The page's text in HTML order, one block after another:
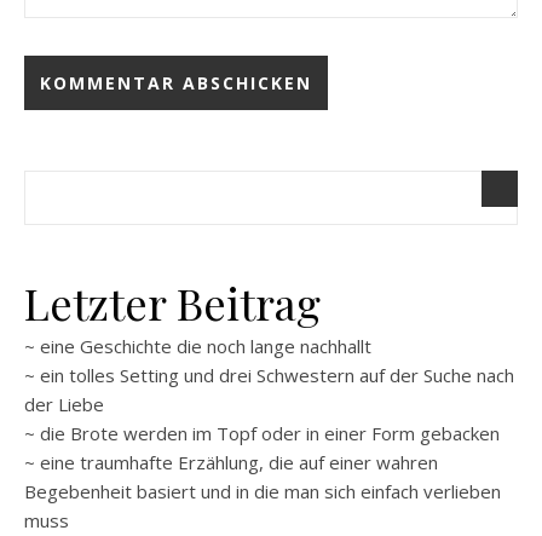
Letzter Beitrag
~ eine Geschichte die noch lange nachhallt
~ ein tolles Setting und drei Schwestern auf der Suche nach
der Liebe
~ die Brote werden im Topf oder in einer Form gebacken
~ eine traumhafte Erzählung, die auf einer wahren
Begebenheit basiert und in die man sich einfach verlieben
muss